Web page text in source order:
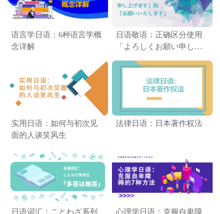
语言学日语：6种语言学概
念详解
日语敬语：正确区分使用
「よろしくお願い申し上
します」
实用日语：如何与初次见
面的人谈笑风生
法律日语：日本著作权法
日语词汇：ことわざ系列
心理学日语：克服自卑障